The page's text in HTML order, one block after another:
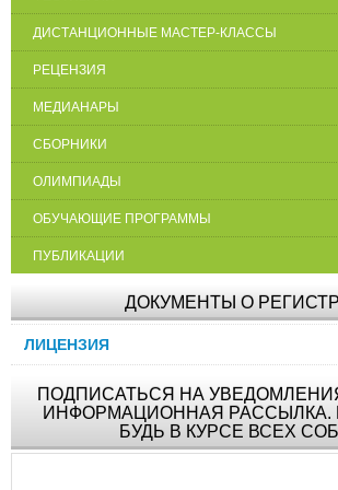
ДИСТАНЦИОННЫЕ МАСТЕР-КЛАССЫ
РЕЦЕНЗИЯ
МЕДИАНАРЫ
СБОРНИКИ
ОЛИМПИАДЫ
ОБУЧАЮЩИЕ ПРОГРАММЫ
ПУБЛИКАЦИИ
ДОКУМЕНТЫ О
ЛИЦЕНЗИЯ
ПОДПИСАТЬСЯ НА
ИНФОРМАЦИОННАЯ
БУДЬ В КУРСЕ ВСЕХ